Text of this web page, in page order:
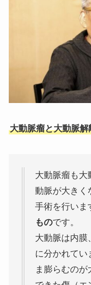
大動脈瘤と大動脈
大動脈瘤も大
動脈が大きく
手術を行いま
ものです。
大動脈は内膜
に分かれてい
ま膨らむの